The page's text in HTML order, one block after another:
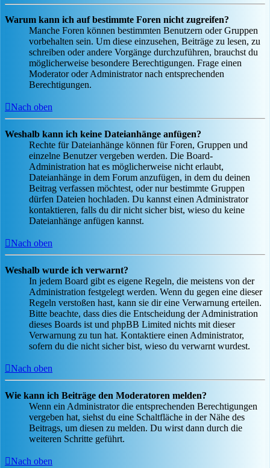
Warum kann ich auf bestimmte Foren nicht zugreifen?
Manche Foren können bestimmten Benutzern oder Gruppen
vorbehalten sein. Um diese einzusehen, Beiträge zu lesen, zu
schreiben oder andere Vorgänge durchzuführen, brauchst du
möglicherweise besondere Berechtigungen. Frage einen
Moderator oder Administrator nach entsprechenden
Berechtigungen.
Nach oben
Weshalb kann ich keine Dateianhänge anfügen?
Rechte für Dateianhänge können für Foren, Gruppen und
einzelne Benutzer vergeben werden. Die Board-
Administration hat es möglicherweise nicht erlaubt,
Dateianhänge in dem Forum anzufügen, in dem du deinen
Beitrag verfassen möchtest, oder nur bestimmte Gruppen
dürfen Dateien hochladen. Du kannst einen Administrator
kontaktieren, falls du dir nicht sicher bist, wieso du keine
Dateianhänge anfügen kannst.
Nach oben
Weshalb wurde ich verwarnt?
In jedem Board gibt es eigene Regeln, die meistens von der
Administration festgelegt werden. Wenn du gegen eine dieser
Regeln verstoßen hast, kann sie dir eine Verwarnung erteilen.
Bitte beachte, dass dies die Entscheidung der Administration
dieses Boards ist und phpBB Limited nichts mit dieser
Verwarnung zu tun hat. Kontaktiere einen Administrator,
sofern du die nicht sicher bist, wieso du verwarnt wurdest.
Nach oben
Wie kann ich Beiträge den Moderatoren melden?
Wenn ein Administrator die entsprechenden Berechtigungen
vergeben hat, siehst du eine Schaltfläche in der Nähe des
Beitrags, um diesen zu melden. Du wirst dann durch die
weiteren Schritte geführt.
Nach oben